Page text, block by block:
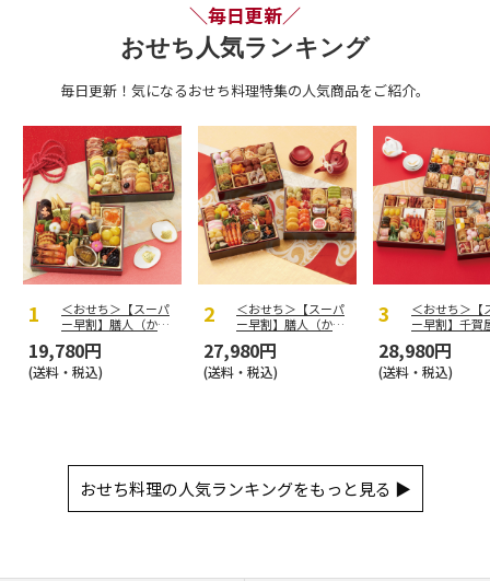
＼毎日更新／
おせち人気ランキング
毎日更新！気になるおせち料理特集の人気商品をご紹介。
＜おせち＞【スーパ
ー早割】膳人（かし
段重
19,780円
(送料・税込)
＜おせち＞【スーパ
ー早割】膳人（かし
段重
27,980円
(送料・税込)
＜おせち＞【
ー早割】千賀
「千富士」和
重
28,980円
(送料・税込)
おせち料理の人気ランキングをもっと見る ▶